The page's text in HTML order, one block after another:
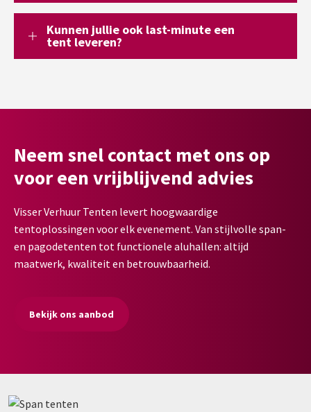
Kunnen jullie ook last-minute een
tent leveren?
Neem snel contact met ons op
voor een vrijblijvend advies
Visser Verhuur Tenten levert hoogwaardige
tentoplossingen voor elk evenement. Van stijlvolle span-
en pagodetenten tot functionele aluhallen: altijd
maatwerk, kwaliteit en betrouwbaarheid.
Bekijk ons aanbod